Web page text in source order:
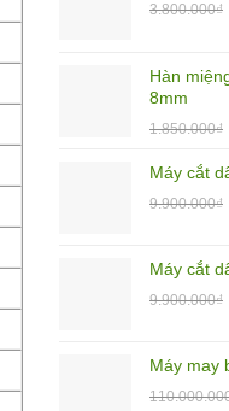
3.800.000₫
Hàn
8mm
1.850.000₫
Máy cắt
9.900.000₫
Máy cắt
9.900.000₫
Máy may